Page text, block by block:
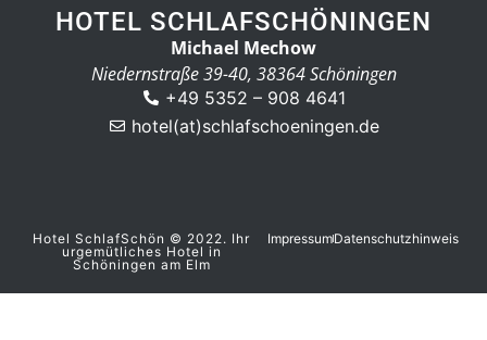
HOTEL SCHLAFSCHÖNINGEN
Michael Mechow
Niedernstraße 39-40, 38364 Schöningen
+49 5352 – 908 4641
hotel(at)schlafschoeningen.de
Hotel SchlafSchön © 2022. Ihr
urgemütliches Hotel in
Schöningen am Elm
ImpressumDatenschutzhinweis